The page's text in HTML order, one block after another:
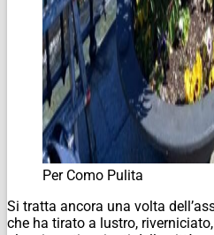
Per Como Pulita
Si tratta ancora una volta
che ha tirato a lustro,